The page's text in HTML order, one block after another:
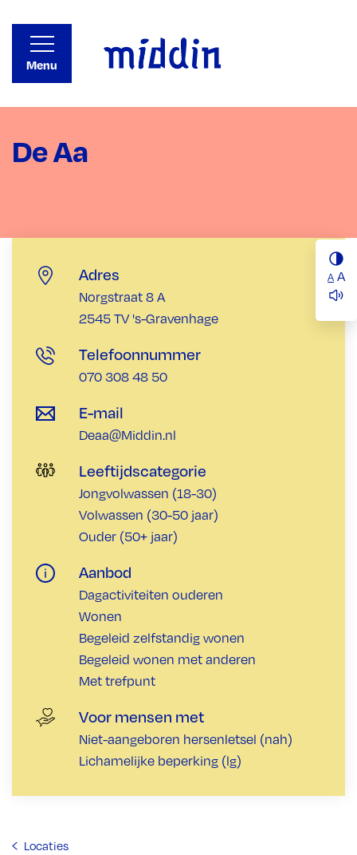
A A
Menu
De Aa
Adres
Norgstraat 8 A
2545 TV 's-Gravenhage
Telefoonnummer
070 308 48 50
E-mail
Deaa@Middin.nl
Leeftijdscategorie
Jongvolwassen (18-30)
Volwassen (30-50 jaar)
Ouder (50+ jaar)
Aanbod
Dagactiviteiten ouderen
Wonen
Begeleid zelfstandig wonen
Begeleid wonen met anderen
Met trefpunt
Voor mensen met
Niet-aangeboren hersenletsel (nah)
Lichamelijke beperking (lg)
Locaties